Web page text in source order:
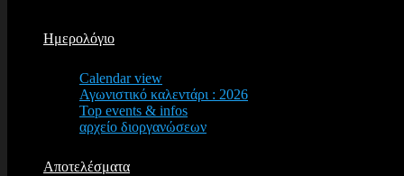
Ημερολόγιο
Calendar view
Αγωνιστικό καλεντάρι : 2026
Top events & infos
αρχείο διοργανώσεων
Αποτελέσματα